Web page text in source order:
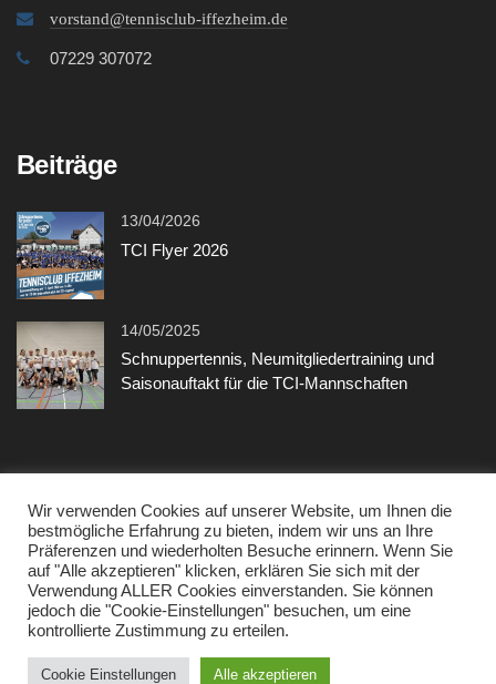
vorstand@tennisclub-iffezheim.de
07229 307072
Beiträge
13/04/2026
TCI Flyer 2026
14/05/2025
Schnuppertennis, Neumitgliedertraining und
Saisonauftakt für die TCI-Mannschaften
Sonstiges
Kontakt
Datenschutzerklärung
Impressum
Wir verwenden Cookies auf unserer Website, um Ihnen die
bestmögliche Erfahrung zu bieten, indem wir uns an Ihre
Präferenzen und wiederholten Besuche erinnern. Wenn Sie
auf "Alle akzeptieren" klicken, erklären Sie sich mit der
Verwendung ALLER Cookies einverstanden. Sie können
jedoch die "Cookie-Einstellungen" besuchen, um eine
kontrollierte Zustimmung zu erteilen.
Cookie Einstellungen Alle akzeptieren